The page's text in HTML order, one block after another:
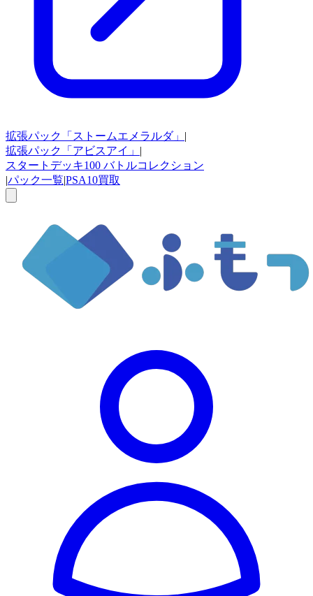
拡張パック 「ストームエメラルダ」 |
拡張パック
「アビスアイ」 |
スタートデッキ100 バトルコレクション
|パック一覧|PSA10買取